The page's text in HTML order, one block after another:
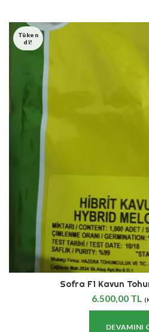
Tüken
Di!
Sofra F1 Kavun
6.500,00 TL
DEVAMINI